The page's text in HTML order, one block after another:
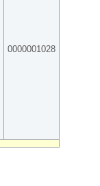
0000001028